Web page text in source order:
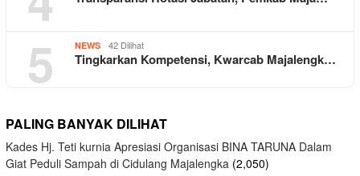
5 NEWS 42 Dilihat
Tingkarkan Kompetensi, Kwarcab Majalengk…
PALING BANYAK DILIHAT
Kades Hj. Teti kurnia Apresiasi Organisasi BINA TARUNA Dalam
Giat Peduli Sampah di Cidulang Majalengka (2,050)